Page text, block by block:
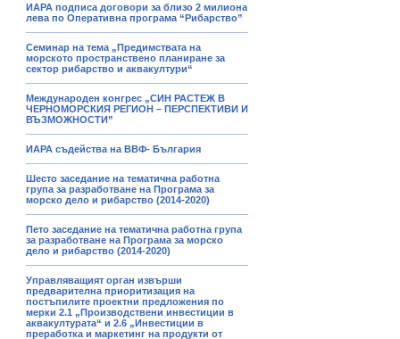
ИАРА подписа договори за близо 2 милиона
лева по Оперативна програма “Рибарство”
Семинар на тема „Предимствата на
морското пространствено планиране за
сектор рибарство и аквакултури“
Международен конгрес „СИН РАСТЕЖ В
ЧЕРНОМОРСКИЯ РЕГИОН – ПЕРСПЕКТИВИ И
ВЪЗМОЖНОСТИ”
ИАРА съдейства на ВВФ- България
Шесто заседание на тематична работна
група за разработване на Програма за
морско дело и рибарство (2014-2020)
Пето заседание на тематична работна група
за разработване на Програма за морско
дело и рибарство (2014-2020)
Управляващият орган извърши
предварителна приоритизация на
постъпилите проектни предложения по
мерки 2.1 „Производствени инвестиции в
аквакултурата“ и 2.6 „Инвестиции в
преработка и маркетинг на продукти от